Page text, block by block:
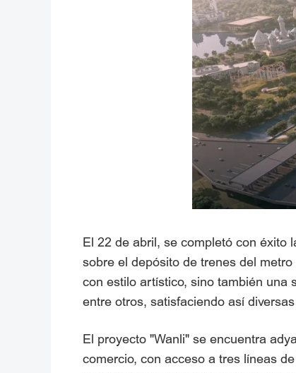
El 22 de abril, se completó con éxito
sobre el depósito de trenes del
con estilo artístico, sino también una
entre otros, satisfaciendo así
El proyecto "Wanli" se encuentra
comercio, con acceso a tres líneas